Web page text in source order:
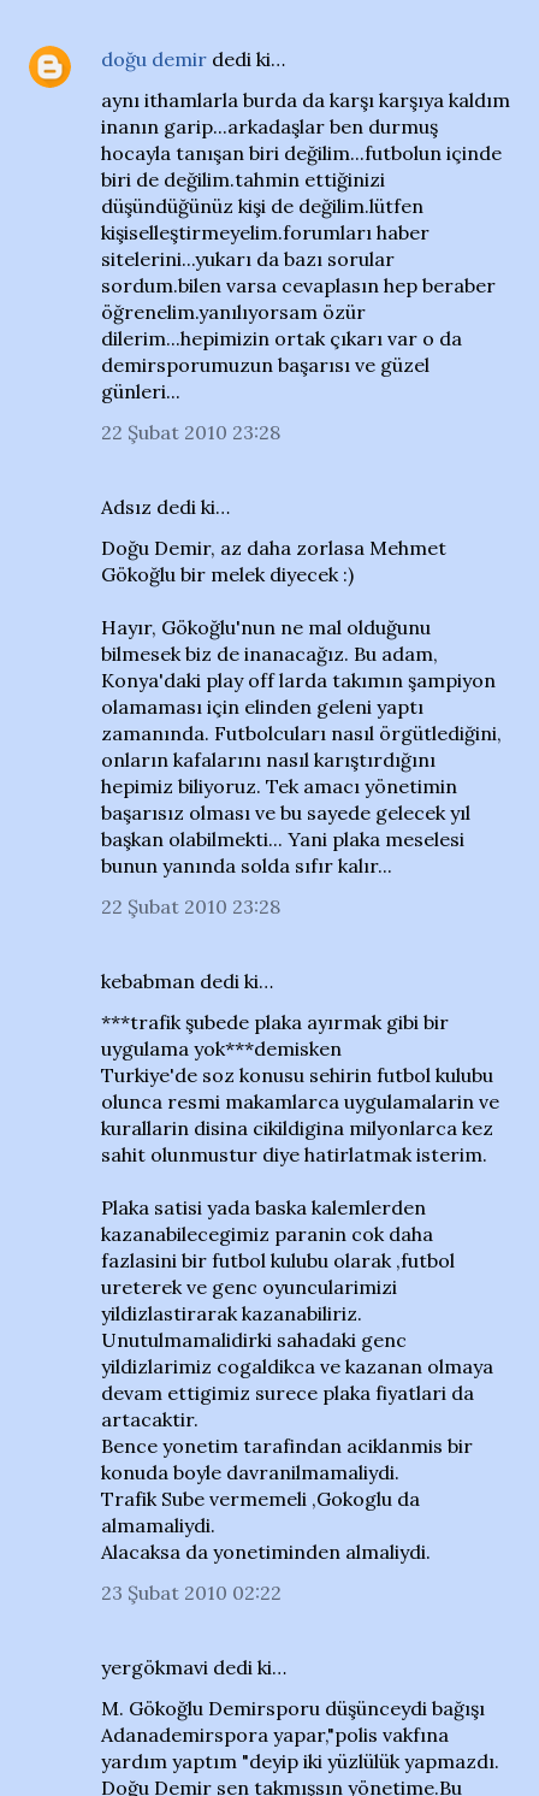
doğu demir dedi ki…
aynı ithamlarla burda da karşı karşıya kaldım
inanın garip...arkadaşlar ben durmuş
hocayla tanışan biri değilim...futbolun içinde
biri de değilim.tahmin ettiğinizi
düşündüğünüz kişi de değilim.lütfen
kişiselleştirmeyelim.forumları haber
sitelerini...yukarı da bazı sorular
sordum.bilen varsa cevaplasın hep beraber
öğrenelim.yanılıyorsam özür
dilerim...hepimizin ortak çıkarı var o da
demirsporumuzun başarısı ve güzel
günleri...
22 Şubat 2010 23:28
Adsız dedi ki…
Doğu Demir, az daha zorlasa Mehmet
Gökoğlu bir melek diyecek :)
Hayır, Gökoğlu'nun ne mal olduğunu
bilmesek biz de inanacağız. Bu adam,
Konya'daki play off larda takımın şampiyon
olamaması için elinden geleni yaptı
zamanında. Futbolcuları nasıl örgütlediğini,
onların kafalarını nasıl karıştırdığını
hepimiz biliyoruz. Tek amacı yönetimin
başarısız olması ve bu sayede gelecek yıl
başkan olabilmekti... Yani plaka meselesi
bunun yanında solda sıfır kalır...
22 Şubat 2010 23:28
kebabman dedi ki…
***trafik şubede plaka ayırmak gibi bir
uygulama yok***demisken
Turkiye'de soz konusu sehirin futbol kulubu
olunca resmi makamlarca uygulamalarin ve
kurallarin disina cikildigina milyonlarca kez
sahit olunmustur diye hatirlatmak isterim.
Plaka satisi yada baska kalemlerden
kazanabilecegimiz paranin cok daha
fazlasini bir futbol kulubu olarak ,futbol
ureterek ve genc oyuncularimizi
yildizlastirarak kazanabiliriz.
Unutulmamalidirki sahadaki genc
yildizlarimiz cogaldikca ve kazanan olmaya
devam ettigimiz surece plaka fiyatlari da
artacaktir.
Bence yonetim tarafindan aciklanmis bir
konuda boyle davranilmamaliydi.
Trafik Sube vermemeli ,Gokoglu da
almamaliydi.
Alacaksa da yonetiminden almaliydi.
23 Şubat 2010 02:22
yergökmavi dedi ki…
M. Gökoğlu Demirsporu düşünceydi bağışı
Adanademirspora yapar,"polis vakfına
yardım yaptım "deyip iki yüzlülük yapmazdı.
Doğu Demir sen takmışsın yönetime.Bu